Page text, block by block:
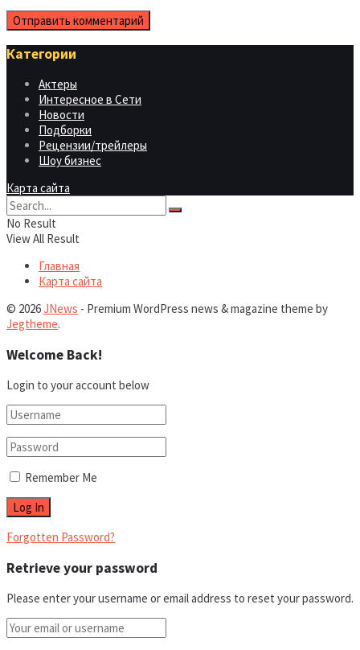
Категории
Актеры
Интересное в Сети
Новости
Подборки
Рецензии/трейлеры
Шоу бизнес
Карта сайта
No Result
View All Result
Главная
Карта сайта
© 2026JNews - Premium WordPress news & magazine theme by
Jegtheme.
Welcome Back!
Login to your account below
Remember Me
Forgotten Password?
Retrieve your password
Please enter your username or email address to reset your password.